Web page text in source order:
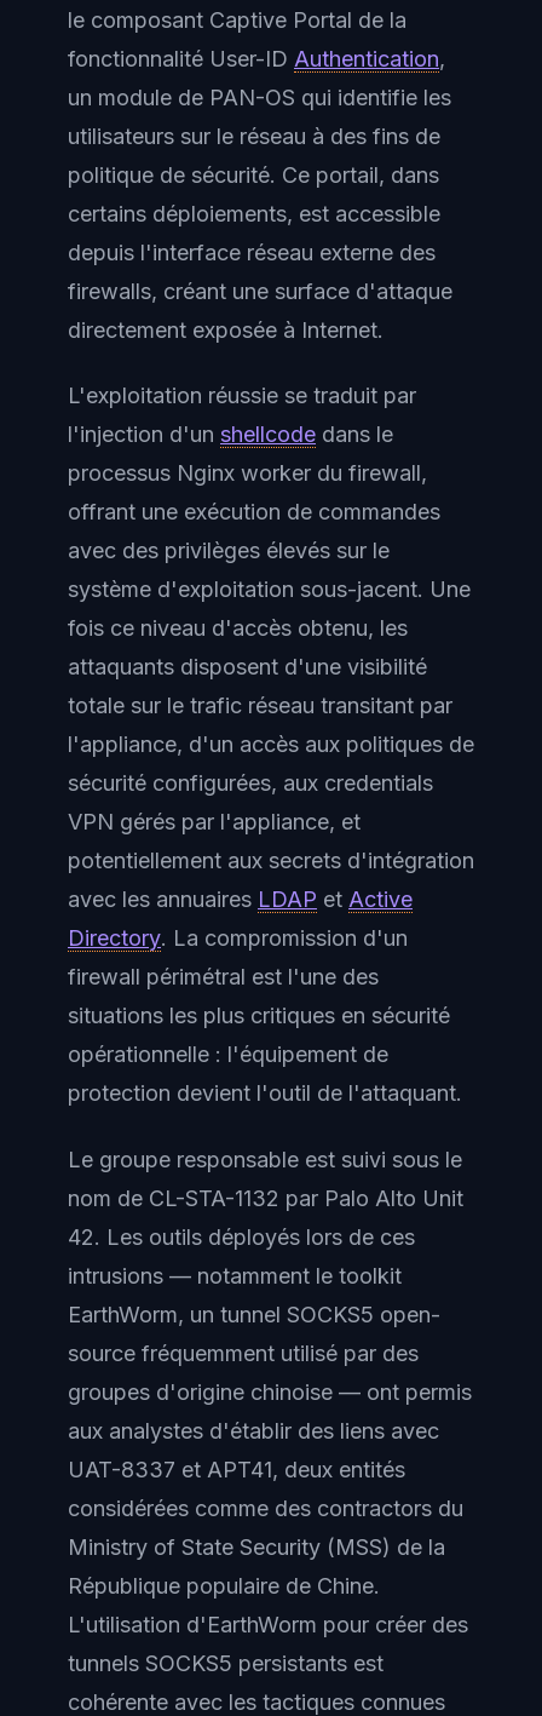
le composant Captive Portal de la
fonctionnalité User-ID Authentication,
un module de PAN-OS qui identifie les
utilisateurs sur le réseau à des fins de
politique de sécurité. Ce portail, dans
certains déploiements, est accessible
depuis l'interface réseau externe des
firewalls, créant une surface d'attaque
directement exposée à Internet.
L'exploitation réussie se traduit par
l'injection d'un shellcode dans le
processus Nginx worker du firewall,
offrant une exécution de commandes
avec des privilèges élevés sur le
système d'exploitation sous-jacent. Une
fois ce niveau d'accès obtenu, les
attaquants disposent d'une visibilité
totale sur le trafic réseau transitant par
l'appliance, d'un accès aux politiques de
sécurité configurées, aux credentials
VPN gérés par l'appliance, et
potentiellement aux secrets d'intégration
avec les annuaires LDAP et Active
Directory. La compromission d'un
firewall périmétral est l'une des
situations les plus critiques en sécurité
opérationnelle : l'équipement de
protection devient l'outil de l'attaquant.
Le groupe responsable est suivi sous le
nom de CL-STA-1132 par Palo Alto Unit
42. Les outils déployés lors de ces
intrusions — notamment le toolkit
EarthWorm, un tunnel SOCKS5 open-
source fréquemment utilisé par des
groupes d'origine chinoise — ont permis
aux analystes d'établir des liens avec
UAT-8337 et APT41, deux entités
considérées comme des contractors du
Ministry of State Security (MSS) de la
République populaire de Chine.
L'utilisation d'EarthWorm pour créer des
tunnels SOCKS5 persistants est
cohérente avec les tactiques connues